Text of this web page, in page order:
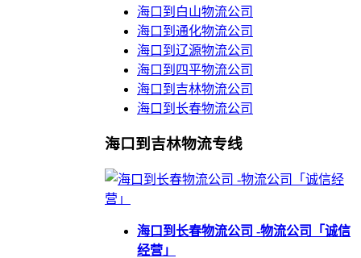
海口到白山物流公司
海口到通化物流公司
海口到辽源物流公司
海口到四平物流公司
海口到吉林物流公司
海口到长春物流公司
海口到吉林物流专线
海口到长春物流公司 -物流公司「诚信
经营」